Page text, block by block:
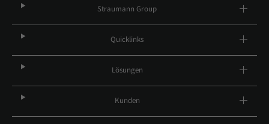
Straumann Group
Quicklinks
Lösungen
Kunden